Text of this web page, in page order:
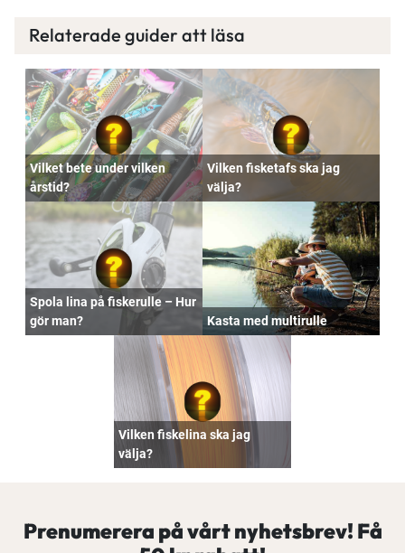
Relaterade guider att läsa
Vilket bete under vilken
årstid?
Vilken fisketafs ska jag
välja?
Spola lina på fiskerulle – Hur
gör man?
Kasta med multirulle
Vilken fiskelina ska jag
välja?
Prenumerera på vårt nyhetsbrev! Få